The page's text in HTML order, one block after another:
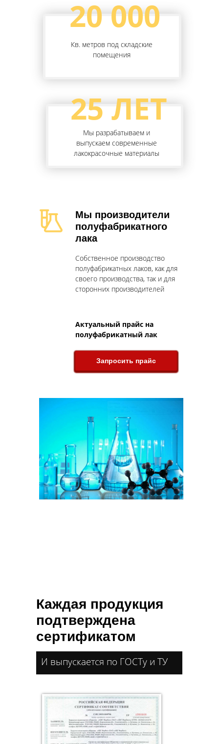
Мы производители
полуфабрикатного
лака
Собственное производство
полуфабрикатных лаков, как для
своего производства, так и для
сторонних производителей
Кв. метров под складские
помещения
Мы разрабатываем и
выпускаем современные
лакокрасочные материалы
20 000
25 ЛЕТ
Запросить прайс
Актуальный прайс на
полуфабрикатный лак
Каждая продукция
подтверждена
сертификатом
И выпускается по ГОСТу и ТУ